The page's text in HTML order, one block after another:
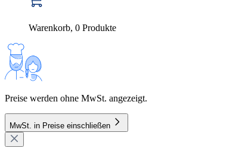
Warenkorb, 0 Produkte
Preise werden ohne MwSt. angezeigt.
MwSt. in Preise einschließen